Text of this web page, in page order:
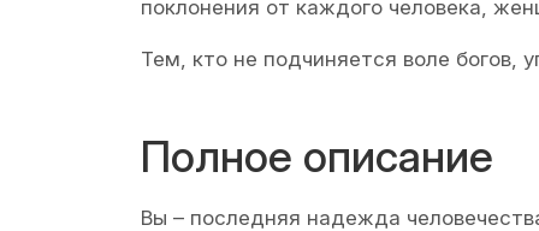
поклонения от каждого человека,
Тем, кто не подчиняется воле богов,
Полное описание
Вы – последняя надежда